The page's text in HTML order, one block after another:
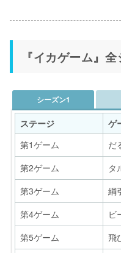
『イカゲーム』
シーズン1
ステージ
ゲ
第1ゲーム
だ
第2ゲーム
タ
第3ゲーム
綱
第4ゲーム
ビ
第5ゲーム
飛